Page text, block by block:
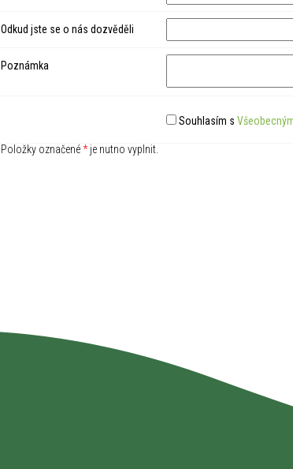
Odkud jste se o nás dozvěděli
Poznámka
Souhlasím s
Položky označené*je nutno vyplnit.